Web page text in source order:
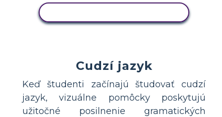
Cudzí jazyk
Keď študenti začínajú študovať cudzí
jazyk, vizuálne pomôcky poskytujú
užitočné posilnenie gramatických